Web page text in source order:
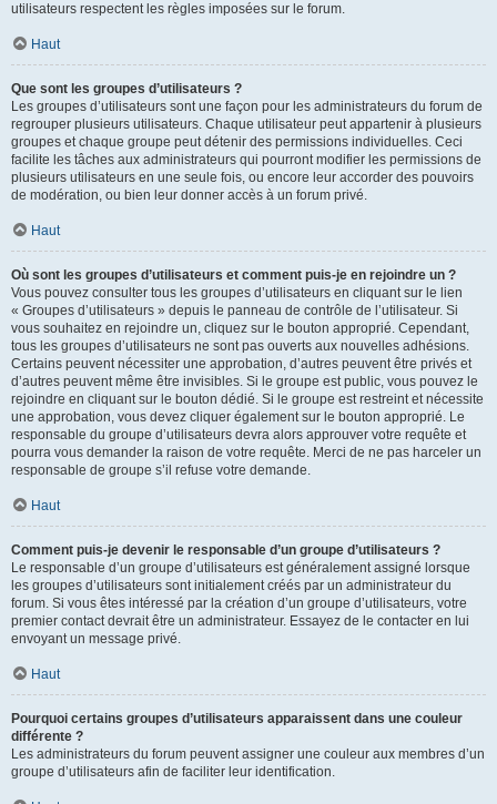
utilisateurs respectent les règles imposées sur le forum.
Haut
Que sont les groupes d’utilisateurs ?
Les groupes d’utilisateurs sont une façon pour les administrateurs du forum de
regrouper plusieurs utilisateurs. Chaque utilisateur peut appartenir à plusieurs
groupes et chaque groupe peut détenir des permissions individuelles. Ceci
facilite les tâches aux administrateurs qui pourront modifier les permissions de
plusieurs utilisateurs en une seule fois, ou encore leur accorder des pouvoirs
de modération, ou bien leur donner accès à un forum privé.
Haut
Où sont les groupes d’utilisateurs et comment puis-je en rejoindre un ?
Vous pouvez consulter tous les groupes d’utilisateurs en cliquant sur le lien
« Groupes d’utilisateurs » depuis le panneau de contrôle de l’utilisateur. Si
vous souhaitez en rejoindre un, cliquez sur le bouton approprié. Cependant,
tous les groupes d’utilisateurs ne sont pas ouverts aux nouvelles adhésions.
Certains peuvent nécessiter une approbation, d’autres peuvent être privés et
d’autres peuvent même être invisibles. Si le groupe est public, vous pouvez le
rejoindre en cliquant sur le bouton dédié. Si le groupe est restreint et nécessite
une approbation, vous devez cliquer également sur le bouton approprié. Le
responsable du groupe d’utilisateurs devra alors approuver votre requête et
pourra vous demander la raison de votre requête. Merci de ne pas harceler un
responsable de groupe s’il refuse votre demande.
Haut
Comment puis-je devenir le responsable d’un groupe d’utilisateurs ?
Le responsable d’un groupe d’utilisateurs est généralement assigné lorsque
les groupes d’utilisateurs sont initialement créés par un administrateur du
forum. Si vous êtes intéressé par la création d’un groupe d’utilisateurs, votre
premier contact devrait être un administrateur. Essayez de le contacter en lui
envoyant un message privé.
Haut
Pourquoi certains groupes d’utilisateurs apparaissent dans une couleur
différente ?
Les administrateurs du forum peuvent assigner une couleur aux membres d’un
groupe d’utilisateurs afin de faciliter leur identification.